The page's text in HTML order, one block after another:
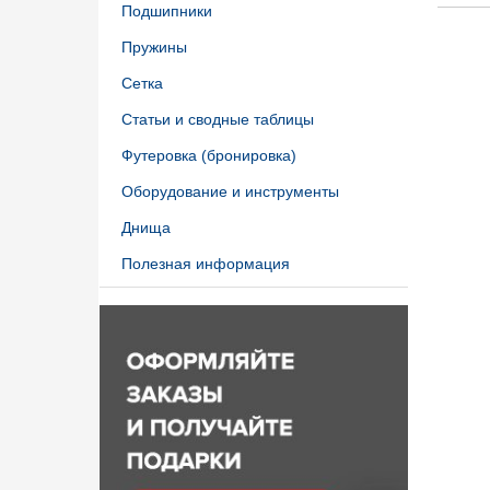
Подшипники
Пружины
Сетка
Статьи и сводные таблицы
Футеровка (бронировка)
Оборудование и инструменты
Днища
Полезная информация